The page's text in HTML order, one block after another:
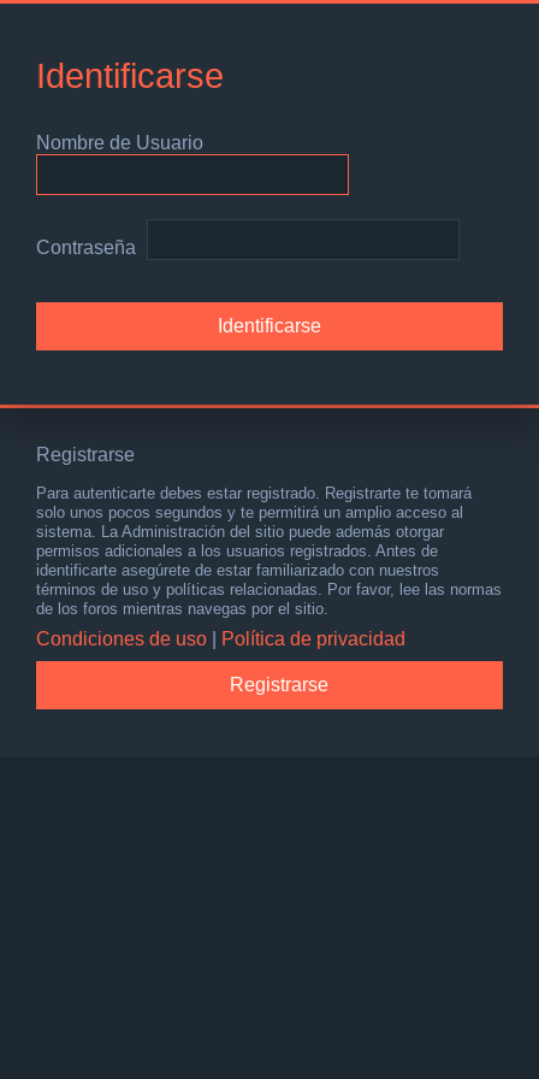
Identificarse
Nombre de Usuario
Contraseña
Registrarse
Para autenticarte debes estar registrado. Registrarte te tomará
solo unos pocos segundos y te permitirá un amplio acceso al
sistema. La Administración del sitio puede además otorgar
permisos adicionales a los usuarios registrados. Antes de
identificarte asegúrete de estar familiarizado con nuestros
términos de uso y políticas relacionadas. Por favor, lee las normas
de los foros mientras navegas por el sitio.
Condiciones de uso Política de privacidad
Registrarse